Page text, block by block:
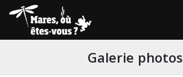
Galerie photos